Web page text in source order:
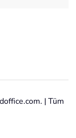
| Tüm